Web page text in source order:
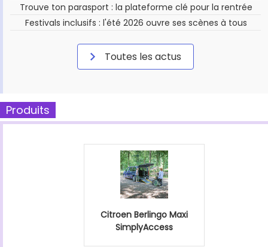
Trouve ton parasport : la plateforme clé pour la rentrée
Festivals inclusifs : l'été 2026 ouvre ses scènes à tous
Toutes les actus
Produits
Citroen Berlingo Maxi
SimplyAccess